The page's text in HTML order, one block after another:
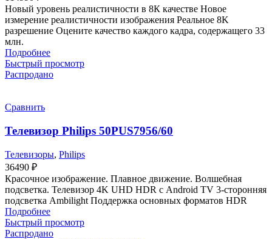
Новый уровень реалистичности в 8К качестве Новое
измерение реалистичности изображения Реальное 8K
разрешение Оцените качество каждого кадра, содержащего 33
млн.
Подробнее
Быстрый просмотр
Распродано
Сравнить
Телевизор Philips 50PUS7956/60
Телевизоры, Philips
36490 ₽
Красочное изображение. Плавное движение. Волшебная
подсветка. Телевизор 4K UHD HDR с Android TV 3-сторонняя
подсветка Ambilight Поддержка основных форматов HDR
Подробнее
Быстрый просмотр
Распродано